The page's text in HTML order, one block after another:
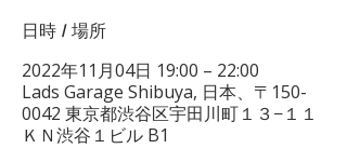
日時 / 場所
2022年11月04日 19:00 – 22:00
Lads Garage Shibuya, 日本、〒150-
0042 東京都渋谷区宇田川町１３−１１
ＫＮ渋谷１ビル B1